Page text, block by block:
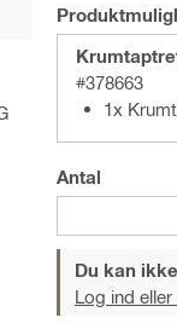
#378663
1x
Antal
Du kan
Log ind